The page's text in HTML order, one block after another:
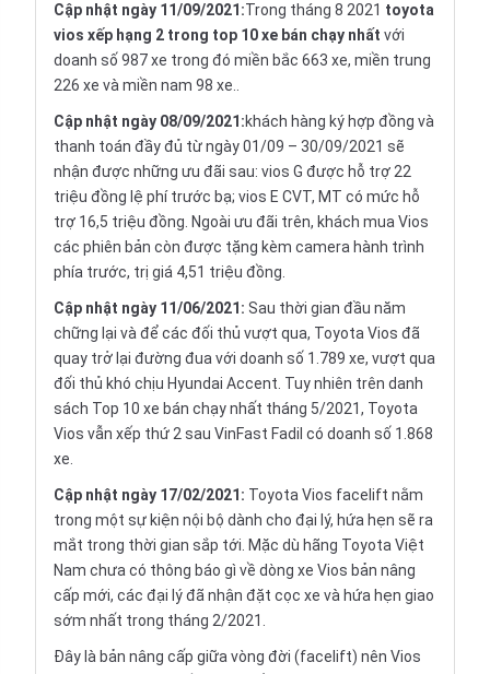
Cập nhật ngày 11/09/2021:Trong tháng 8 2021 toyota
vios xếp hạng 2 trong top 10 xe bán chạy nhất với
doanh số 987 xe trong đó miền bắc 663 xe, miền trung
226 xe và miền nam 98 xe..
Cập nhật ngày 08/09/2021:khách hàng ký hợp đồng và
thanh toán đầy đủ từ ngày 01/09 – 30/09/2021 sẽ
nhận được những ưu đãi sau: vios G được hỗ trợ 22
triệu đồng lệ phí trước bạ; vios E CVT, MT có mức hỗ
trợ 16,5 triệu đồng. Ngoài ưu đãi trên, khách mua Vios
các phiên bản còn được tặng kèm camera hành trình
phía trước, trị giá 4,51 triệu đồng.
Cập nhật ngày 11/06/2021: Sau thời gian đầu năm
chững lại và để các đối thủ vượt qua, Toyota Vios đã
quay trở lại đường đua với doanh số 1.789 xe, vượt qua
đối thủ khó chịu Hyundai Accent. Tuy nhiên trên danh
sách Top 10 xe bán chạy nhất tháng 5/2021, Toyota
Vios vẫn xếp thứ 2 sau VinFast Fadil có doanh số 1.868
xe.
Cập nhật ngày 17/02/2021: Toyota Vios facelift nằm
trong một sự kiện nội bộ dành cho đại lý, hứa hẹn sẽ ra
mắt trong thời gian sắp tới. Mặc dù hãng Toyota Việt
Nam chưa có thông báo gì về dòng xe Vios bản nâng
cấp mới, các đại lý đã nhận đặt cọc xe và hứa hẹn giao
sớm nhất trong tháng 2/2021.
Đây là bản nâng cấp giữa vòng đời (facelift) nên Vios